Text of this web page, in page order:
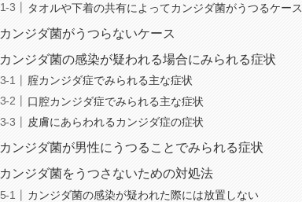
タオルや下着の共有によってカンジダ菌がうつるケース
カンジダ菌がうつらないケース
カンジダ菌の感染が疑われる場合にみられる症状
腟カンジダ症でみられる主な症状
口腔カンジダ症でみられる主な症状
皮膚にあらわれるカンジダ症の症状
カンジダ菌が男性にうつることでみられる症状
カンジダ菌をうつさないための対処法
カンジダ菌の感染が疑われた際には放置しない